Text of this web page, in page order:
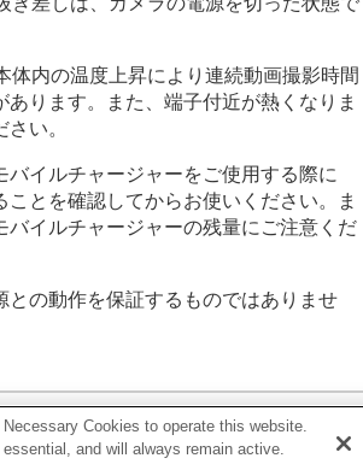
体内の温度上昇により連続動画撮影時間
あります。また、端子付近が熱くなりま
い。
バイルチャージャーをご使用する際に
ことを確認してからお使いください。ま
バイルチャージャーの残量にご注意くだ
との動作を保証するものではありませ
に入れる/取り出す
Cookies to operate this website.
and will always remain active.